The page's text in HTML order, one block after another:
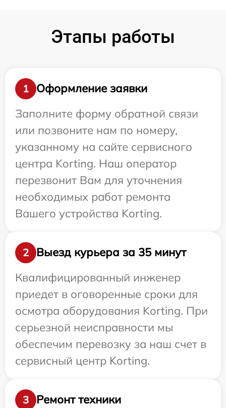
Этапы работы
1
Оформление заявки
Заполните форму обратной связи
или позвоните нам по номеру,
указанному на сайте сервисного
центра Korting. Наш оператор
перезвонит Вам для уточнения
необходимых работ ремонта
Вашего устройства Korting.
2
Выезд курьера за 35 минут
Квалифицированный инженер
приедет в оговоренные сроки для
осмотра оборудования Korting. При
серьезной неисправности мы
обеспечим перевозку за наш счет в
сервисный центр Korting.
3 Ремонт техники